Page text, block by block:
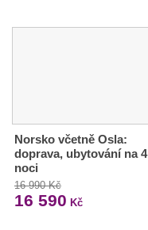
Norsko včetně Osla:
doprava, ubytování na 4
noci
16 990 Kč
16 590 Kč